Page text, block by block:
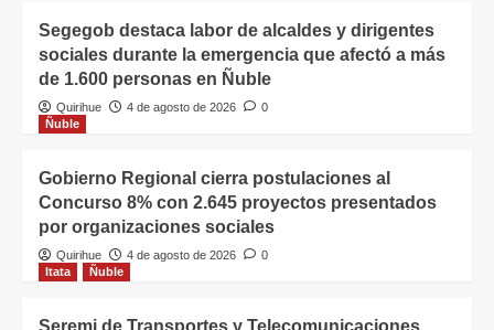
Segegob destaca labor de alcaldes y dirigentes
sociales durante la emergencia que afectó a más
de 1.600 personas en Ñuble
Quirihue 4 de agosto de 2026
0
Ñuble
Gobierno Regional cierra postulaciones al
Concurso 8% con 2.645 proyectos presentados
por organizaciones sociales
Quirihue 4 de agosto de 2026
0
Itata
Ñuble
Seremi de Transportes y Telecomunicaciones